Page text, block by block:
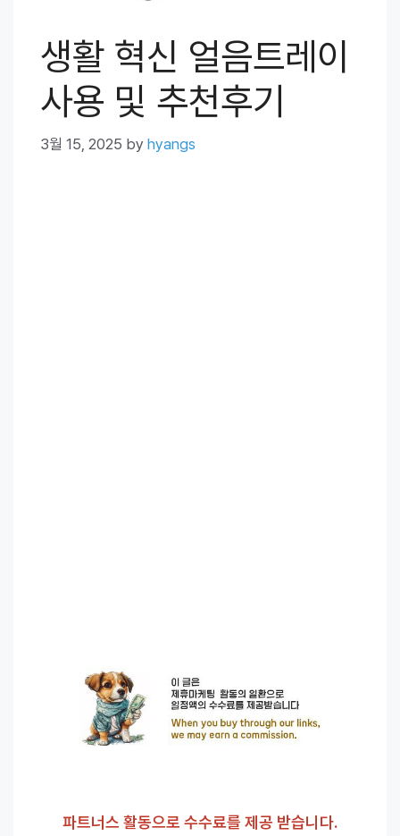
생활 혁신 얼음트레이
사용 및 추천후기
3월 15, 2025 by hyangs
파트너스 활동으로 수수료를 제공 받습니다.